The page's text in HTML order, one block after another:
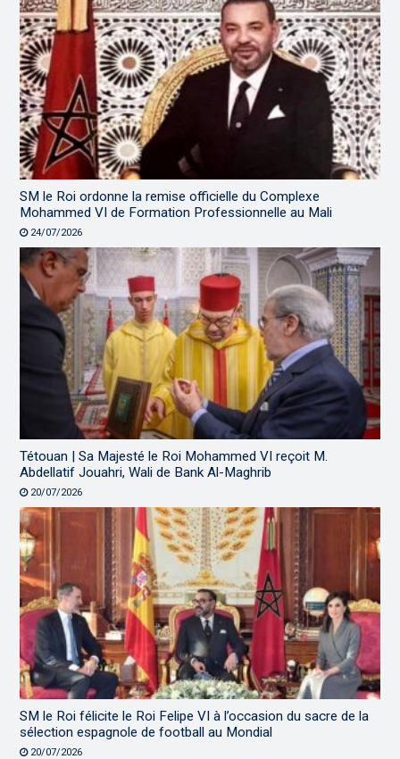
SM le Roi ordonne la remise officielle du Complexe
Mohammed VI de Formation Professionnelle au Mali
24/07/2026
Tétouan | Sa Majesté le Roi Mohammed VI reçoit M.
Abdellatif Jouahri, Wali de Bank Al-Maghrib
20/07/2026
SM le Roi félicite le Roi Felipe VI à l’occasion du sacre de la
sélection espagnole de football au Mondial
20/07/2026